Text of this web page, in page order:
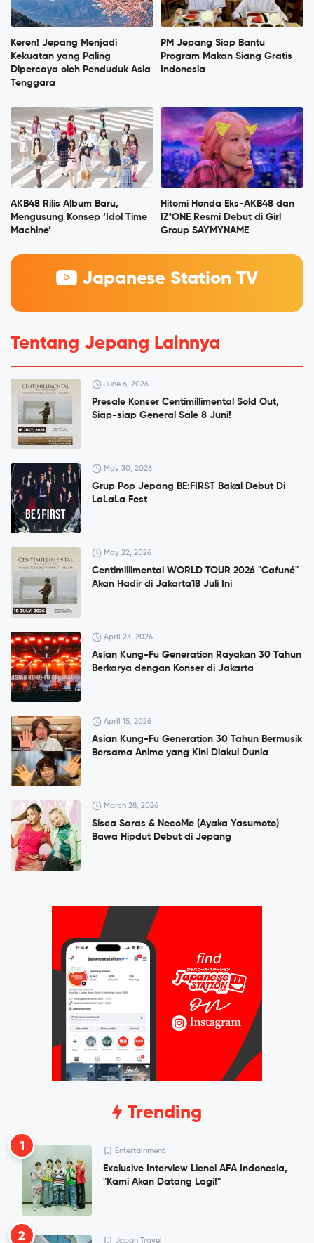
Keren! Jepang Menjadi
Kekuatan yang Paling
Dipercaya oleh Penduduk Asia
Tenggara
PM Jepang Siap Bantu
Program Makan Siang Gratis
Indonesia
AKB48 Rilis Album Baru,
Mengusung Konsep ‘Idol Time
Machine’
Hitomi Honda Eks-AKB48 dan
IZ*ONE Resmi Debut di Girl
Group SAYMYNAME
Japanese Station TV
Tentang Jepang Lainnya
June 6, 2026
Presale Konser Centimillimental Sold Out,
Siap-siap General Sale 8 Juni!
May 30, 2026
Grup Pop Jepang BE:FIRST Bakal Debut Di
LaLaLa Fest
May 22, 2026
Centimillimental WORLD TOUR 2026 "Cafuné"
Akan Hadir di Jakarta18 Juli Ini
April 23, 2026
Asian Kung-Fu Generation Rayakan 30 Tahun
Berkarya dengan Konser di Jakarta
April 15, 2026
Asian Kung-Fu Generation 30 Tahun Bermusik
Bersama Anime yang Kini Diakui Dunia
March 28, 2026
Sisca Saras & NecoMe (Ayaka Yasumoto)
Bawa Hipdut Debut di Jepang
Trending
1 Entertainment
Exclusive Interview Lienel AFA Indonesia,
"Kami Akan Datang Lagi!"
2 Japan Travel